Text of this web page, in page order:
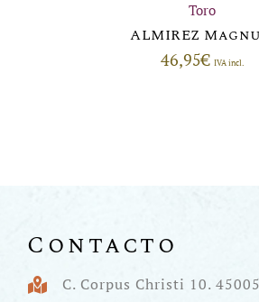
Toro
ALMIREZ
46,95€ IVA incl.
Contacto
C. Corpus Christi 10.